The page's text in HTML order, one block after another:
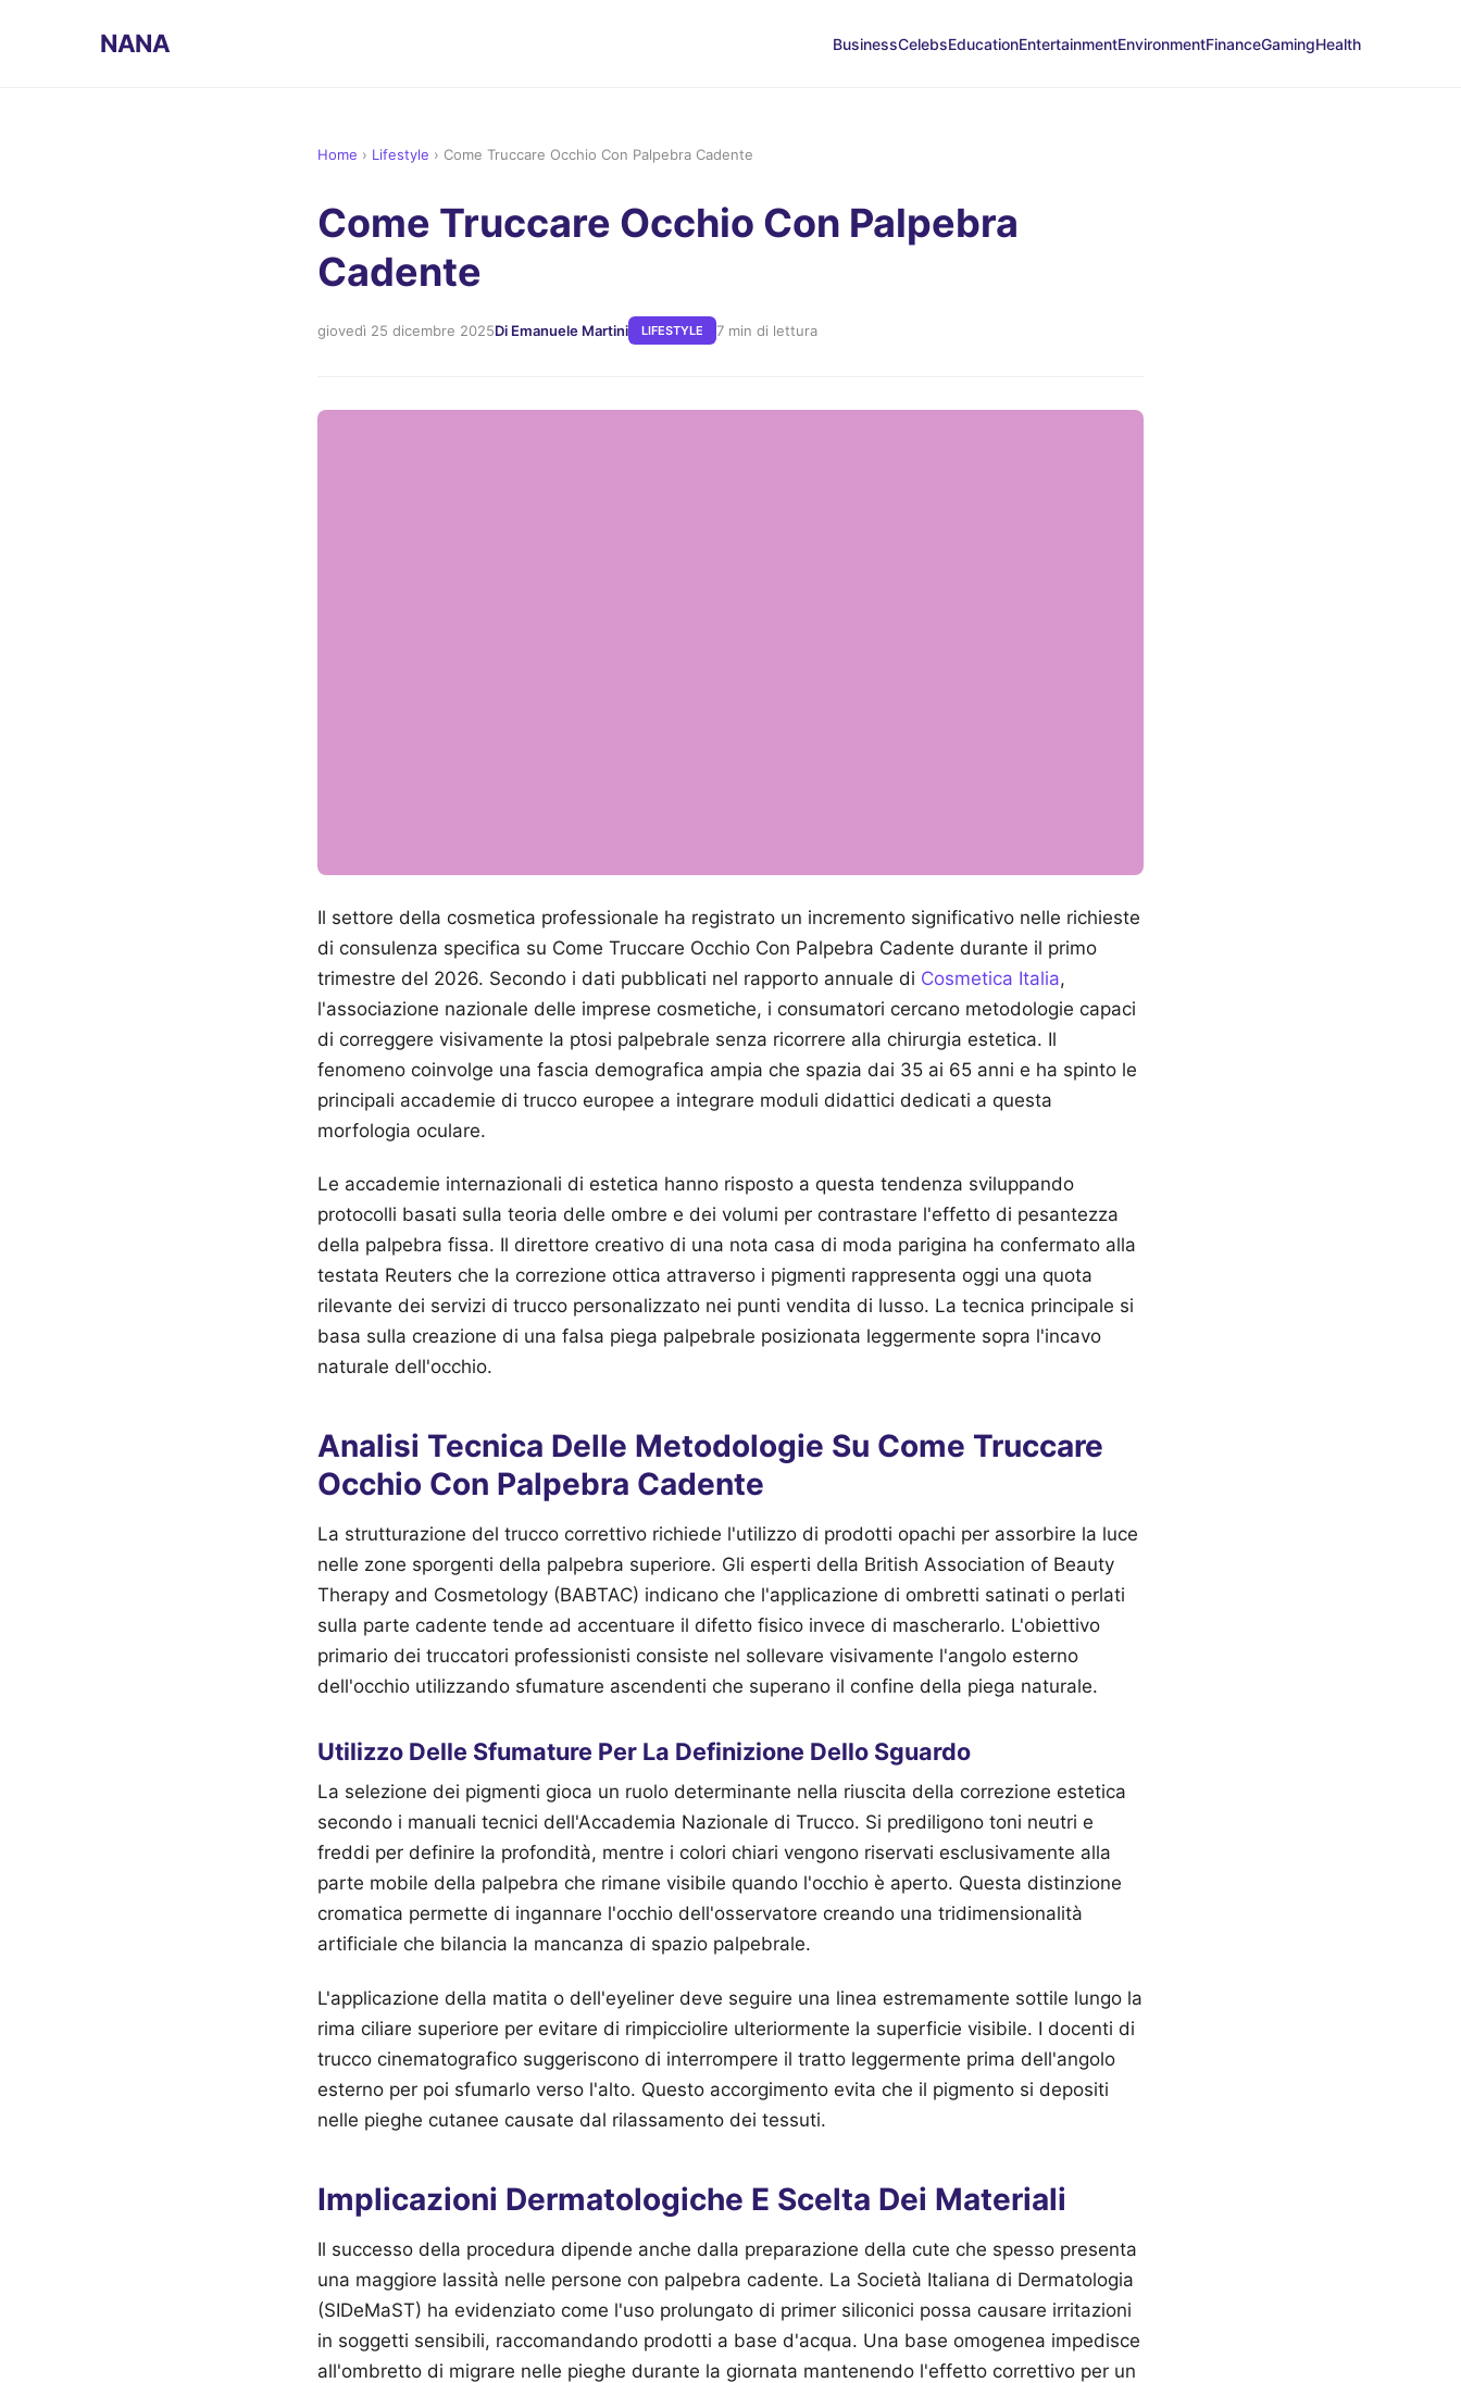
NANA BusinessCelebsEducationEntertainmentEnvironmentFinanceGamingHealth
Home › Lifestyle › Come Truccare Occhio Con Palpebra Cadente
Come Truccare Occhio Con Palpebra
Cadente
giovedì 25 dicembre 2025Di Emanuele Martini LIFESTYLE 7 min di lettura
Il settore della cosmetica professionale ha registrato un incremento significativo nelle richieste
di consulenza specifica su Come Truccare Occhio Con Palpebra Cadente durante il primo
trimestre del 2026. Secondo i dati pubblicati nel rapporto annuale di Cosmetica Italia,
l'associazione nazionale delle imprese cosmetiche, i consumatori cercano metodologie capaci
di correggere visivamente la ptosi palpebrale senza ricorrere alla chirurgia estetica. Il
fenomeno coinvolge una fascia demografica ampia che spazia dai 35 ai 65 anni e ha spinto le
principali accademie di trucco europee a integrare moduli didattici dedicati a questa
morfologia oculare.
Le accademie internazionali di estetica hanno risposto a questa tendenza sviluppando
protocolli basati sulla teoria delle ombre e dei volumi per contrastare l'effetto di pesantezza
della palpebra fissa. Il direttore creativo di una nota casa di moda parigina ha confermato alla
testata Reuters che la correzione ottica attraverso i pigmenti rappresenta oggi una quota
rilevante dei servizi di trucco personalizzato nei punti vendita di lusso. La tecnica principale si
basa sulla creazione di una falsa piega palpebrale posizionata leggermente sopra l'incavo
naturale dell'occhio.
Analisi Tecnica Delle Metodologie Su Come Truccare
Occhio Con Palpebra Cadente
La strutturazione del trucco correttivo richiede l'utilizzo di prodotti opachi per assorbire la luce
nelle zone sporgenti della palpebra superiore. Gli esperti della British Association of Beauty
Therapy and Cosmetology (BABTAC) indicano che l'applicazione di ombretti satinati o perlati
sulla parte cadente tende ad accentuare il difetto fisico invece di mascherarlo. L'obiettivo
primario dei truccatori professionisti consiste nel sollevare visivamente l'angolo esterno
dell'occhio utilizzando sfumature ascendenti che superano il confine della piega naturale.
Utilizzo Delle Sfumature Per La Definizione Dello Sguardo
La selezione dei pigmenti gioca un ruolo determinante nella riuscita della correzione estetica
secondo i manuali tecnici dell'Accademia Nazionale di Trucco. Si prediligono toni neutri e
freddi per definire la profondità, mentre i colori chiari vengono riservati esclusivamente alla
parte mobile della palpebra che rimane visibile quando l'occhio è aperto. Questa distinzione
cromatica permette di ingannare l'occhio dell'osservatore creando una tridimensionalità
artificiale che bilancia la mancanza di spazio palpebrale.
L'applicazione della matita o dell'eyeliner deve seguire una linea estremamente sottile lungo la
rima ciliare superiore per evitare di rimpicciolire ulteriormente la superficie visibile. I docenti di
trucco cinematografico suggeriscono di interrompere il tratto leggermente prima dell'angolo
esterno per poi sfumarlo verso l'alto. Questo accorgimento evita che il pigmento si depositi
nelle pieghe cutanee causate dal rilassamento dei tessuti.
Implicazioni Dermatologiche E Scelta Dei Materiali
Il successo della procedura dipende anche dalla preparazione della cute che spesso presenta
una maggiore lassità nelle persone con palpebra cadente. La Società Italiana di Dermatologia
(SIDeMaST) ha evidenziato come l'uso prolungato di primer siliconici possa causare irritazioni
in soggetti sensibili, raccomandando prodotti a base d'acqua. Una base omogenea impedisce
all'ombretto di migrare nelle pieghe durante la giornata mantenendo l'effetto correttivo per un